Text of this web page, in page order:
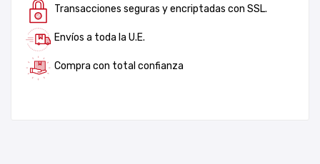
Transacciones seguras y encriptadas con SSL.
Envíos a toda la U.E.
Compra con total confianza